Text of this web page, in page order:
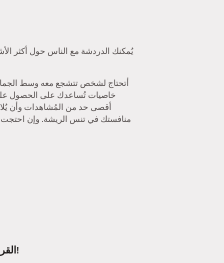
أقصى حد من المُشاهدات وأن
ألقِ نظرة على ما يحدث في المزيد من مُدن Tinder القريبة منك!